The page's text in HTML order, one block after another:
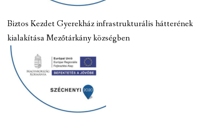
Biztos Kezdet Gyerekház infrastrukturális hátterének
kialakítása Mezőtárkány községben